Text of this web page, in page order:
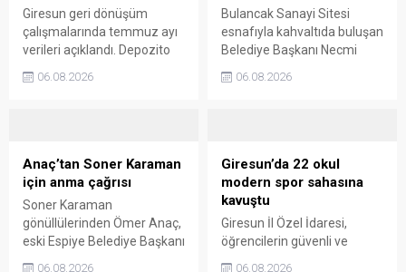
gerektiğini söyledi.
Giresun geri dönüşüm
çalışmalarında temmuz ayı
verileri açıklandı. Depozito
uygulamasına destek veren
06.08.2026
Bulancak Sanayi Sitesi
esnafıyla kahvaltıda buluşan
Belediye Başkanı Necmi
planlanan çalışmaları
Başkan Sıbıç’a aktardı.
06.08.2026
Anaç’tan Soner Karaman
için anma çağrısı
Soner Karaman
gönüllülerinden Ömer Anaç,
eski Espiye Belediye Başkanı
06.08.2026
Giresun’da 22 okul
modern spor sahasına
kavuştu
Giresun İl Özel İdaresi,
öğrencilerin güvenli ve
06.08.2026